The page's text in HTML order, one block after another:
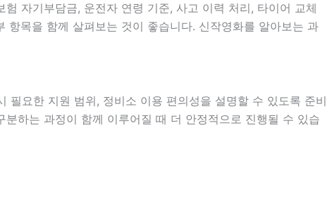
자기부담금, 운전자 연령 기준, 사고 이력 처리, 타이어 교체
목을 함께 살펴보는 것이 좋습니다. 신작영화를 알아보는 과
요한 지원 범위, 정비소 이용 편의성을 설명할 수 있도록 준비
하는 과정이 함께 이루어질 때 더 안정적으로 진행될 수 있습